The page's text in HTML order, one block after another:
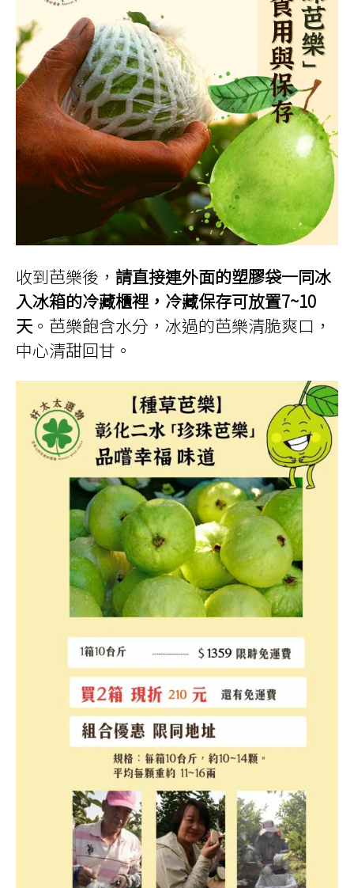
收到芭樂後， 請直接連外面的塑膠袋一同冰
入冰箱的冷藏櫃裡，冷藏保存可放置7~10
天 。芭樂飽含水分，冰過的芭樂清脆爽口，
中心清甜回甘。